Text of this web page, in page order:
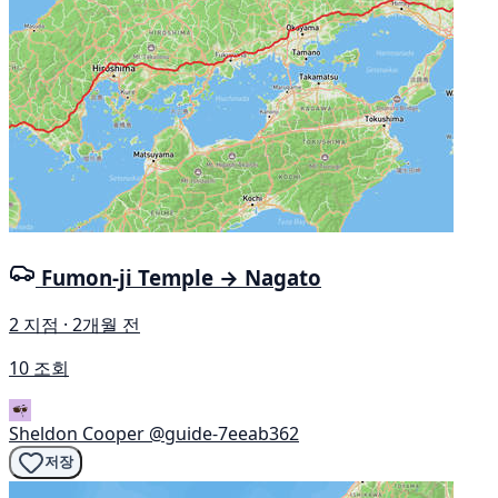
Fumon-ji Temple → Nagato
2 지점 · 2개월 전
10 조회
Sheldon Cooper @guide-7eeab362
저장